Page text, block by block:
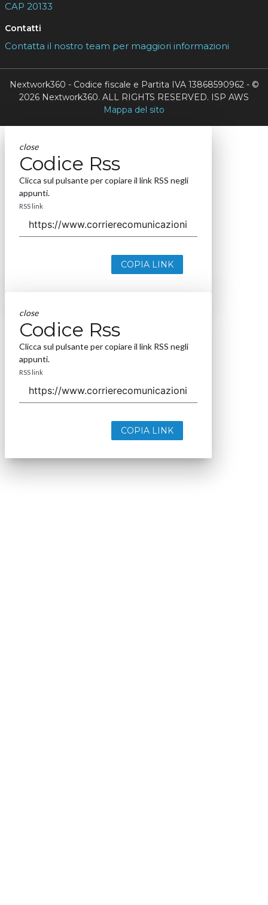
CAP 20133
Contatti
Contatta il nostro team per maggiori informazioni
Nextwork360 - Codice fiscale e Partita IVA 13868590962 - ©
2026 Nextwork360. ALL RIGHTS RESERVED. ISP AWS
Mappa del sito
close
Codice Rss
Clicca sul pulsante per copiare il link RSS negli
appunti.
RSS link
COPIA LINK
close
Codice Rss
Clicca sul pulsante per copiare il link RSS negli
appunti.
RSS link
COPIA LINK